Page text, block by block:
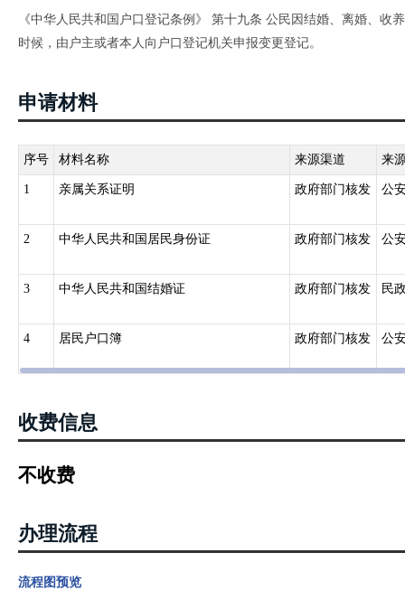
《中华人民共和国户口登记条例》 第十九条 公民因结婚、离婚、
时候，由户主或者本人向户口登记机关申报变更登记。
申请材料
序号 材料名称 来源渠道 来
1 亲属关系证明 政府部门核发 公
2 中华人民共和国居民身份证 政府部门核发 公
3 中华人民共和国结婚证 政府部门核发 民
4 居民户口簿 政府部门核发 公
收费信息
不收费
办理流程
流程图预览